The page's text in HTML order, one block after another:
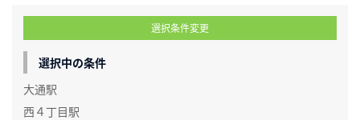
選択条件変更
選択中の条件
大通駅
西４丁目駅